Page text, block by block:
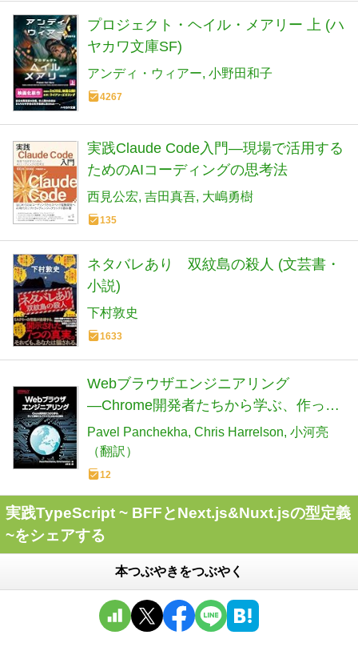
プロジェクト・ヘイル・メアリー 上 (ハ
ヤカワ文庫SF)
アンディ・ウィアー 小野田和子
4267
実践Claude Code入門―現場で活用する
ためのAIコーディングの思考法
西見公宏 吉田真吾 大嶋勇樹
135
ネタバレあり 双紋島の殺人 (文芸書・
小説)
下村敦史
1633
Webブラウザエンジニアリング
―Chrome開発者たちから学ぶ、作って
理解するブラウザとWebの仕組み
Pavel Panchekha Chris Harrelson 小河亮
（翻訳）
12
実践TypeScript ~ BFFとNext.js&Nuxt.jsの型定義
~をシェアする
本つぶやきをつぶやく